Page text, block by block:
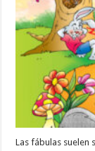
Las fábulas suelen